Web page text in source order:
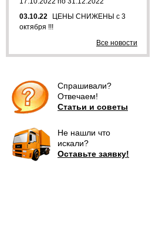
03.10.22
ЦЕНЫ СНИЖЕНЫ с 3
октября !!!
Все новости
Спрашивали?
Отвечаем!
Статьи и советы
Не нашли что
искали?
Оставьте заявку!